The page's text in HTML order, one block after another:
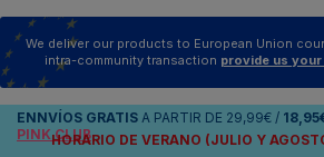
We deliver our products to European Union
intra-community transaction provide us your
ENNVÍOS GRATIS A PARTIR DE 29,99€ /
PINK CLUB
HORARIO DE VERANO (JULIO Y